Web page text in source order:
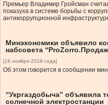
Премьер Владимир Гройсман
показуха в системе борьбы с
антикоррупционной
Минэкономики объявило
набсовета
[16 ноября 2018 года]
Об этом говорится в сообщении
“Укргаздобыча” объявила
солнечной электростанции